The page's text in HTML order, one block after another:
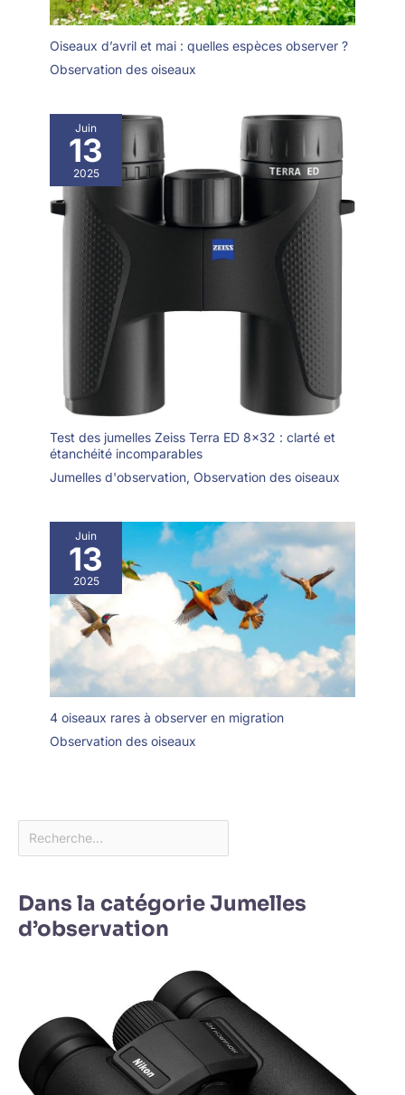
Oiseaux d’avril et mai : quelles espèces observer ?
Observation des oiseaux
Juin
13
2025
Test des jumelles Zeiss Terra ED 8×32 : clarté et
étanchéité incomparables
Jumelles d'observation, Observation des oiseaux
Juin
13
2025
4 oiseaux rares à observer en migration
Observation des oiseaux
Dans la catégorie Jumelles
d’observation